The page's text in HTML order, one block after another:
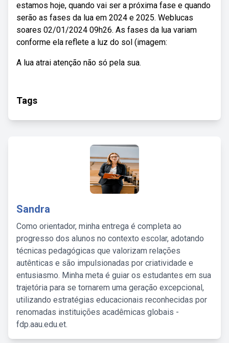
estamos hoje, quando vai ser a próxima fase e quando
serão as fases da lua em 2024 e 2025. Weblucas
soares 02/01/2024 09h26. As fases da lua variam
conforme ela reflete a luz do sol (imagem:
A lua atrai atenção não só pela sua.
Tags
Sandra
Como orientador, minha entrega é completa ao
progresso dos alunos no contexto escolar, adotando
técnicas pedagógicas que valorizam relações
autênticas e são impulsionadas por criatividade e
entusiasmo. Minha meta é guiar os estudantes em sua
trajetória para se tornarem uma geração excepcional,
utilizando estratégias educacionais reconhecidas por
renomadas instituições acadêmicas globais -
fdp.aau.edu.et.